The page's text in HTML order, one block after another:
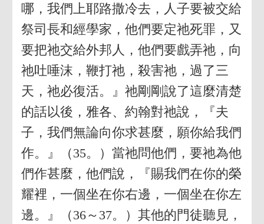
哪，我們上耶路撒冷去，人子要被交給
祭司長和經學家，他們要定祂死罪，又
要把祂交給外邦人，他們要戲弄祂，向
祂吐唾沫，鞭打祂，殺害祂，過了三
天，祂必復活。』祂剛剛說了這麼清楚
的話以後，雅各、約翰對祂說，『夫
子，我們無論向你求甚麼，願你給我們
作。』（35。）當祂問他們，要祂為他
們作甚麼，他們說，『賜我們在你的榮
耀裡，一個坐在你右邊，一個坐在你左
邊。』（36～37。）其他的門徒聽見，